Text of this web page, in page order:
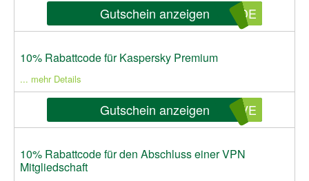
Gutschein anzeigen SDE
10% Rabattcode für Kaspersky Premium
... mehr Details
Gutschein anzeigen AVE
10% Rabattcode für den Abschluss einer VPN
Mitgliedschaft